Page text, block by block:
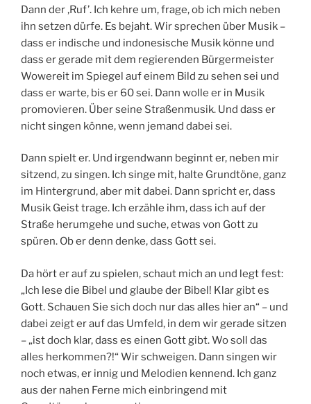
Dann der ‚Ruf’. Ich kehre um, frage, ob ich mich neben
ihn setzen dürfe. Es bejaht. Wir sprechen über Musik –
dass er indische und indonesische Musik könne und
dass er gerade mit dem regierenden Bürgermeister
Wowereit im Spiegel auf einem Bild zu sehen sei und
dass er warte, bis er 60 sei. Dann wolle er in Musik
promovieren. Über seine Straßenmusik. Und dass er
nicht singen könne, wenn jemand dabei sei.
Dann spielt er. Und irgendwann beginnt er, neben mir
sitzend, zu singen. Ich singe mit, halte Grundtöne, ganz
im Hintergrund, aber mit dabei. Dann spricht er, dass
Musik Geist trage. Ich erzähle ihm, dass ich auf der
Straße herumgehe und suche, etwas von Gott zu
spüren. Ob er denn denke, dass Gott sei.
Da hört er auf zu spielen, schaut mich an und legt fest:
„Ich lese die Bibel und glaube der Bibel! Klar gibt es
Gott. Schauen Sie sich doch nur das alles hier an“ – und
dabei zeigt er auf das Umfeld, in dem wir gerade sitzen
– „ist doch klar, dass es einen Gott gibt. Wo soll das
alles herkommen?!“ Wir schweigen. Dann singen wir
noch etwas, er innig und Melodien kennend. Ich ganz
aus der nahen Ferne mich einbringend mit